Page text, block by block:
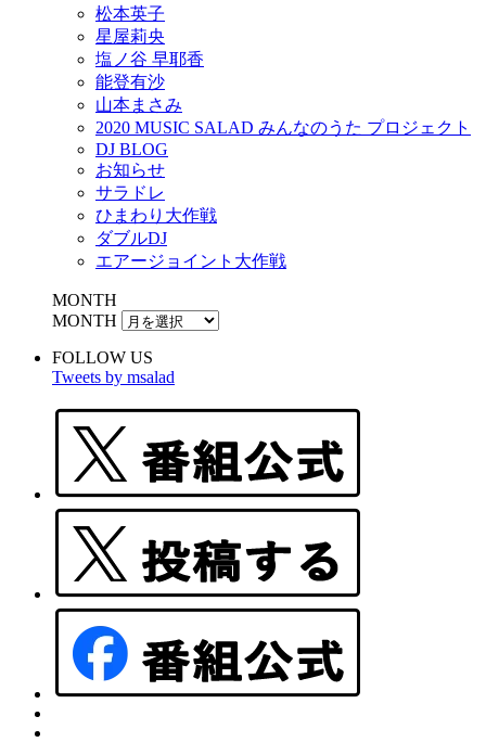
松本英子
星屋莉央
塩ノ谷 早耶香
能登有沙
山本まさみ
2020 MUSIC SALAD みんなのうた プロジェクト
DJ BLOG
お知らせ
サラドレ
ひまわり大作戦
ダブルDJ
エアージョイント大作戦
MONTH
MONTH
FOLLOW US
Tweets by msalad